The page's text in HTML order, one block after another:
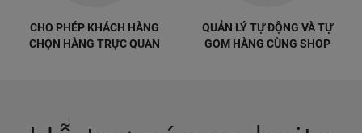
CHO PHÉP KHÁCH HÀNG
CHỌN HÀNG TRỰC QUAN
QUẢN LÝ TỰ ĐỘNG VÀ TỰ
GOM HÀNG CÙNG SHOP